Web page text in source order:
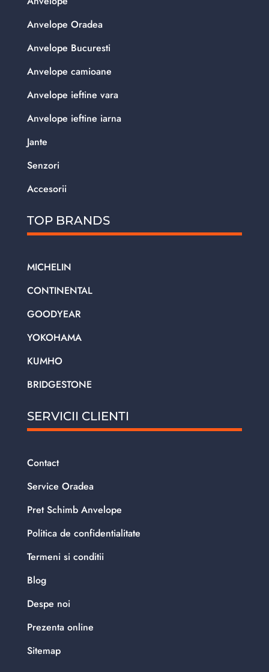
Anvelope Oradea
Anvelope Bucuresti
Anvelope camioane
Anvelope ieftine vara
Anvelope ieftine iarna
Jante
Senzori
Accesorii
TOP BRANDS
MICHELIN
CONTINENTAL
GOODYEAR
YOKOHAMA
KUMHO
BRIDGESTONE
SERVICII CLIENTI
Contact
Service Oradea
Pret Schimb Anvelope
Politica de confidentialitate
Termeni si conditii
Blog
Despe noi
Prezenta online
Sitemap